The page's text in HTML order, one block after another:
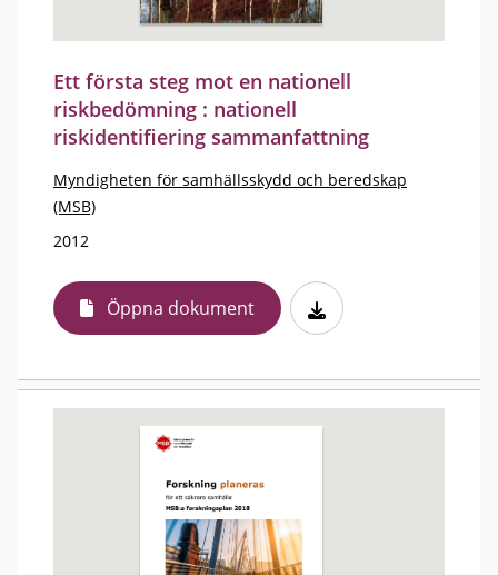
Ett första steg mot en nationell
riskbedömning : nationell
riskidentifiering sammanfattning
Myndigheten för samhällsskydd och beredskap
(MSB)
2012
Öppna dokument